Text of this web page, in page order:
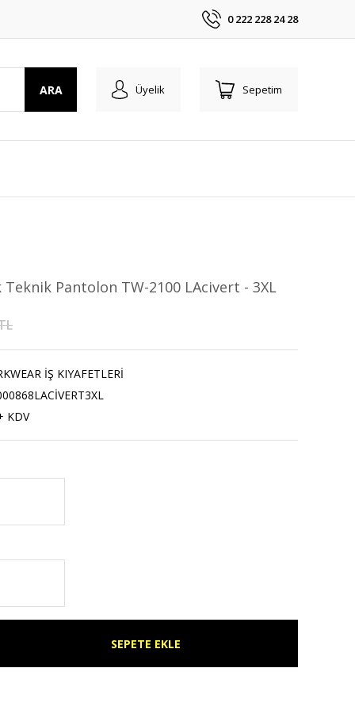
0 222 228 24 28
ARA Üyelik Sepetim
Teknik Pantolon TW-2100 LAcivert - 3XL
İŞ KIYAFETLERİ
KDV
SEPETE EKLE